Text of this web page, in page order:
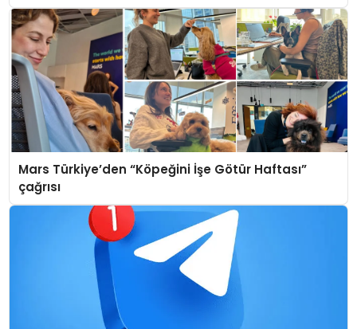
Mars Türkiye’den “Köpeğini İşe Götür Haftası”
çağrısı